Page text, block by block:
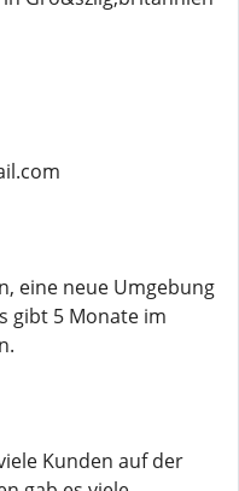
eine neue Umgebung
gibt 5 Monate im
Kunden auf der